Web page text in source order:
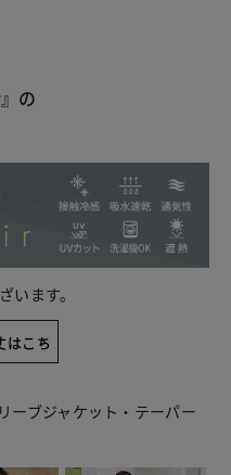
の
います。
はこち
ーブジャケット・テーパー